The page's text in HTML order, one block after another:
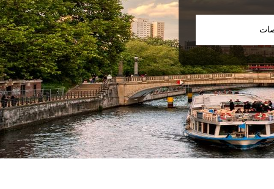
to
people
with
visual
disabilities
who
are
using
a
screen
reader;
Press
Control-